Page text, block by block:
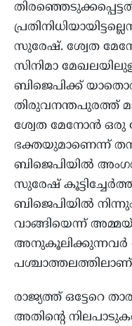
സുരേഷ്. ശ്വേത
സിനിമാ
ബിജെപിക്ക്
തിരുവനന്തപുരത്ത്
ശ്വേത മേനോൻ ഒരു
ഭക്തയുമാണെന്ന്
ബിജെപിയിൽ
സുരേഷ്
ബിജെപിയിൽ
വാങ്ങിയെന്ന്
അനുകൂലിക്കുന്നവർ
രാജ്യത്ത് ഒട്ടേറെ
അതിന്റെ